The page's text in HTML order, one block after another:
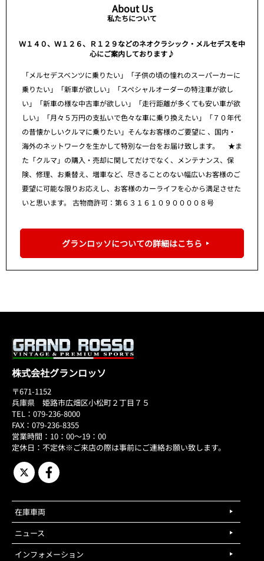
About Us
私たちについて
Ｗ１４０、Ｗ１２６、Ｒ１２９などのネオクラシック・メルセデスを中
心にご案内しております♪
「メルセデスベンツに乗りたい」「子供の頃の憧れのスーパーカーに
乗りたい」「新車が欲しい」「スペシャルオーダーの特注車が欲し
い」「新車の様な中古車が欲しい」「走行距離が多くても安い車が欲
しい」「月々５万円の支払いで色々な車に乗り換えたい」「７０年代
の昔懐かしいクルマに乗りたい」そんなお客様のご要望に 、国内・
海外のネットワークを生かして特別な一台をお届け致します。 ★ま
た「クルマ」の購入・売却に関してだけでなく、メンテナンス、保
険、修理、お乗替え、増車など、尽きることのない幅広いお客様のご
要望に可能な限りお応えし、お客様のカーライフを心から満足させた
いと思います。 古物商許可：第６３１６１０９００００８号
グランロッソについての詳細はこちら
株式会社グランロッソ
〒671-1152
兵庫県 姫路市広畑区小松町２丁目７５
TEL：079-236-8000
FAX：079-236-8355
営業時間：10：00～19：00
定休日：不定休※ご来店の際は事前にご連絡お願い致します。
在庫車両
ニュース
インフォメーション